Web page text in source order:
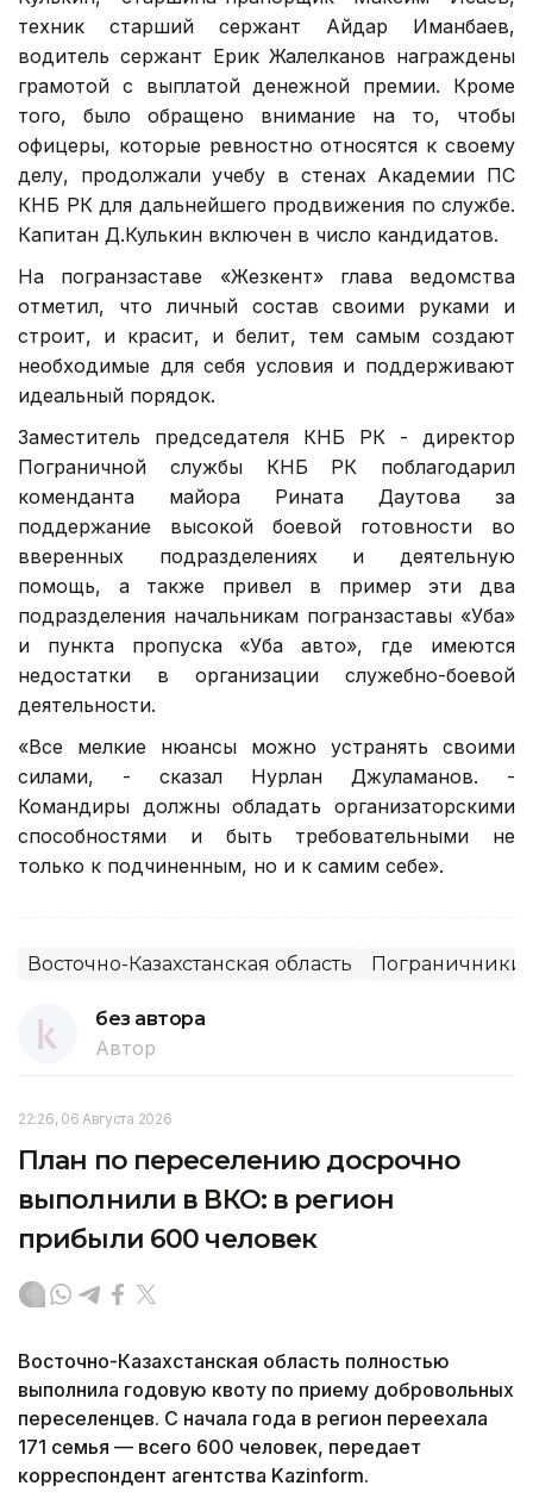
техник старший сержант Айдар Иманбаев,
водитель сержант Ерик Жалелканов награждены
грамотой с выплатой денежной премии. Кроме
того, было обращено внимание на то, чтобы
офицеры, которые ревностно относятся к своему
делу, продолжали учебу в стенах Академии ПС
КНБ РК для дальнейшего продвижения по службе.
Капитан Д.Кулькин включен в число кандидатов.
На погранзаставе «Жезкент» глава ведомства
отметил, что личный состав своими руками и
строит, и красит, и белит, тем самым создают
необходимые для себя условия и поддерживают
идеальный порядок.
Заместитель председателя КНБ РК - директор
Пограничной службы КНБ РК поблагодарил
коменданта майора Рината Даутова за
поддержание высокой боевой готовности во
вверенных подразделениях и деятельную
помощь, а также привел в пример эти два
подразделения начальникам погранзаставы «Уба»
и пункта пропуска «Уба авто», где имеются
недостатки в организации служебно-боевой
деятельности.
«Все мелкие нюансы можно устранять своими
силами, - сказал Нурлан Джуламанов. -
Командиры должны обладать организаторскими
способностями и быть требовательными не
только к подчиненным, но и к самим себе».
Восточно-Казахстанская область Пограничники
без автора
Автор
22:26, 06 Августа 2026
План по переселению досрочно
выполнили в ВКО: в регион
прибыли 600 человек
Восточно-Казахстанская область полностью
выполнила годовую квоту по приему добровольных
переселенцев. С начала года в регион переехала
171 семья — всего 600 человек, передает
корреспондент агентства Kazinform.